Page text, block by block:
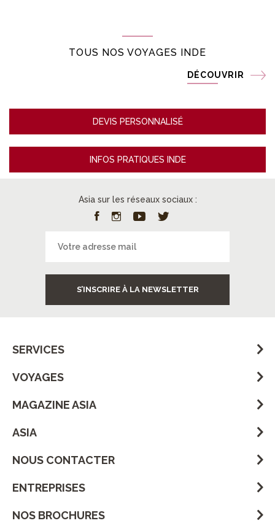
TOUS NOS VOYAGES INDE
DÉCOUVRIR
DEVIS PERSONNALISÉ
INFOS PRATIQUES INDE
Asia sur les réseaux sociaux :
S’INSCRIRE À LA NEWSLETTER
SERVICES
VOYAGES
MAGAZINE ASIA
ASIA
NOUS CONTACTER
ENTREPRISES
NOS BROCHURES